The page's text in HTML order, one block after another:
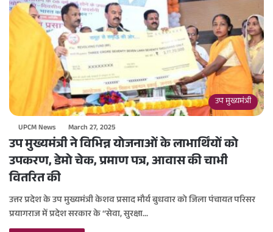
उप मुख्यमंत्री
UPCM News March 27, 2025
उप मुख्यमंत्री ने विभिन्न योजनाओं के लाभार्थिंयों को
उपकरण, डेमो चेक, प्रमाण पत्र, आवास की चाभी
वितरित की
उत्तर प्रदेश के उप मुख्यमंत्री केशव प्रसाद मौर्य बुधवार को जिला पंचायत परिसर
प्रयागराज में प्रदेश सरकार के ‘‘सेवा, सुरक्षा…